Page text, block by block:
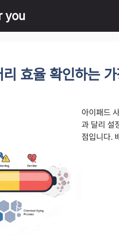
you
효율 확인하는
아이패드
과 달리 설
점입니다.